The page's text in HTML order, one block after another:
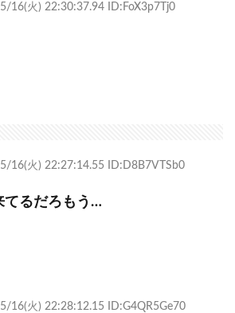
16(火) 22:30:37.94 ID:FoX3p7Tj0
16(火) 22:27:14.55 ID:D8B7VTSb0
てるだろもう…
16(火) 22:28:12.15 ID:G4QR5Ge70